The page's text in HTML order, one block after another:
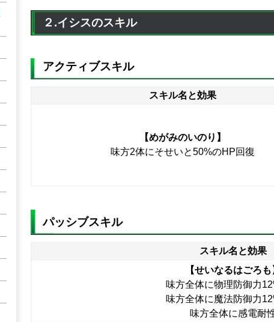
２.イシスのスキル
アクティブスキル
スキル名と効果
【めがみのいのり】
味方2体にそせいと50%のHP回復
パッシブスキル
スキル名と効果
【せいなるはごろも
味方全体に物理防御力
味方全体に魔法防御力
味方全体に感電耐